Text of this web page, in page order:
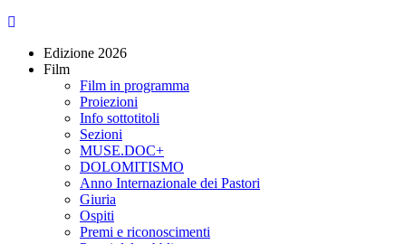
Edizione 2026
Film
Film in programma
Proiezioni
Info sottotitoli
Sezioni
MUSE.DOC+
DOLOMITISMO
Anno Internazionale dei Pastori
Giuria
Ospiti
Premi e riconoscimenti